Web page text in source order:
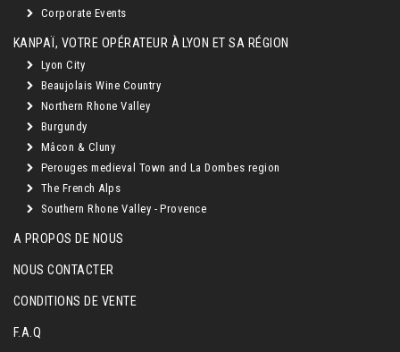
Corporate Events
KANPAÏ, VOTRE OPÉRATEUR À LYON ET SA RÉGION
Lyon City
Beaujolais Wine Country
Northern Rhone Valley
Burgundy
Mâcon & Cluny
Perouges medieval Town and La Dombes region
The French Alps
Southern Rhone Valley - Provence
A PROPOS DE NOUS
NOUS CONTACTER
CONDITIONS DE VENTE
F.A.Q